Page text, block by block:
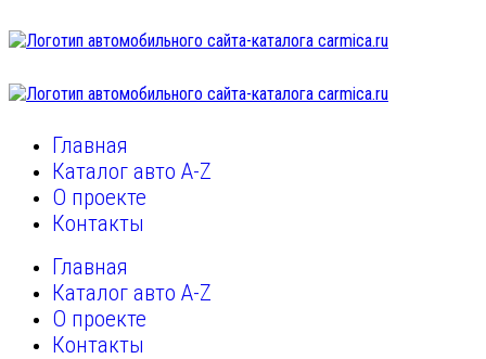
Главная
Каталог авто A-Z
О проекте
Контакты
Главная
Каталог авто A-Z
О проекте
Контакты